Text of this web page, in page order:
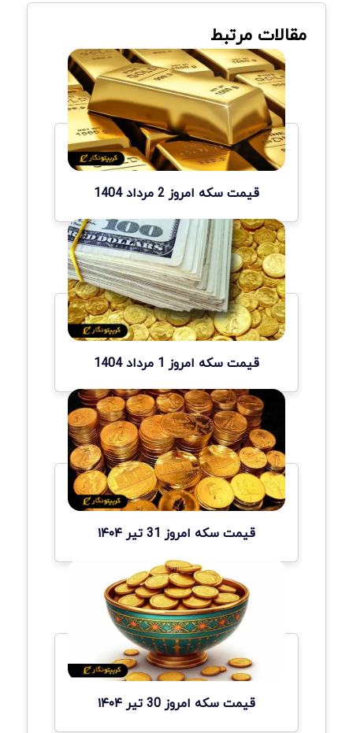
مقالات مرتبط
قیمت سکه امروز 2 مرداد 1404
قیمت سکه امروز 1 مرداد 1404
قیمت سکه امروز 31 تیر ۱۴۰۴
قیمت سکه امروز 30 تیر ۱۴۰۴